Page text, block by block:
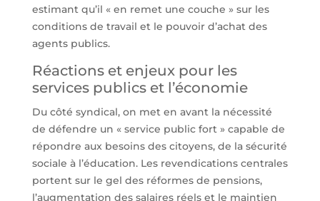
estimant qu’il « en remet une couche » sur les
conditions de travail et le pouvoir d’achat des
agents publics.
Réactions et enjeux pour les
services publics et l’économie
Du côté syndical, on met en avant la nécessité
de défendre un « service public fort » capable de
répondre aux besoins des citoyens, de la sécurité
sociale à l’éducation. Les revendications centrales
portent sur le gel des réformes de pensions,
l’augmentation des salaires réels et le maintien